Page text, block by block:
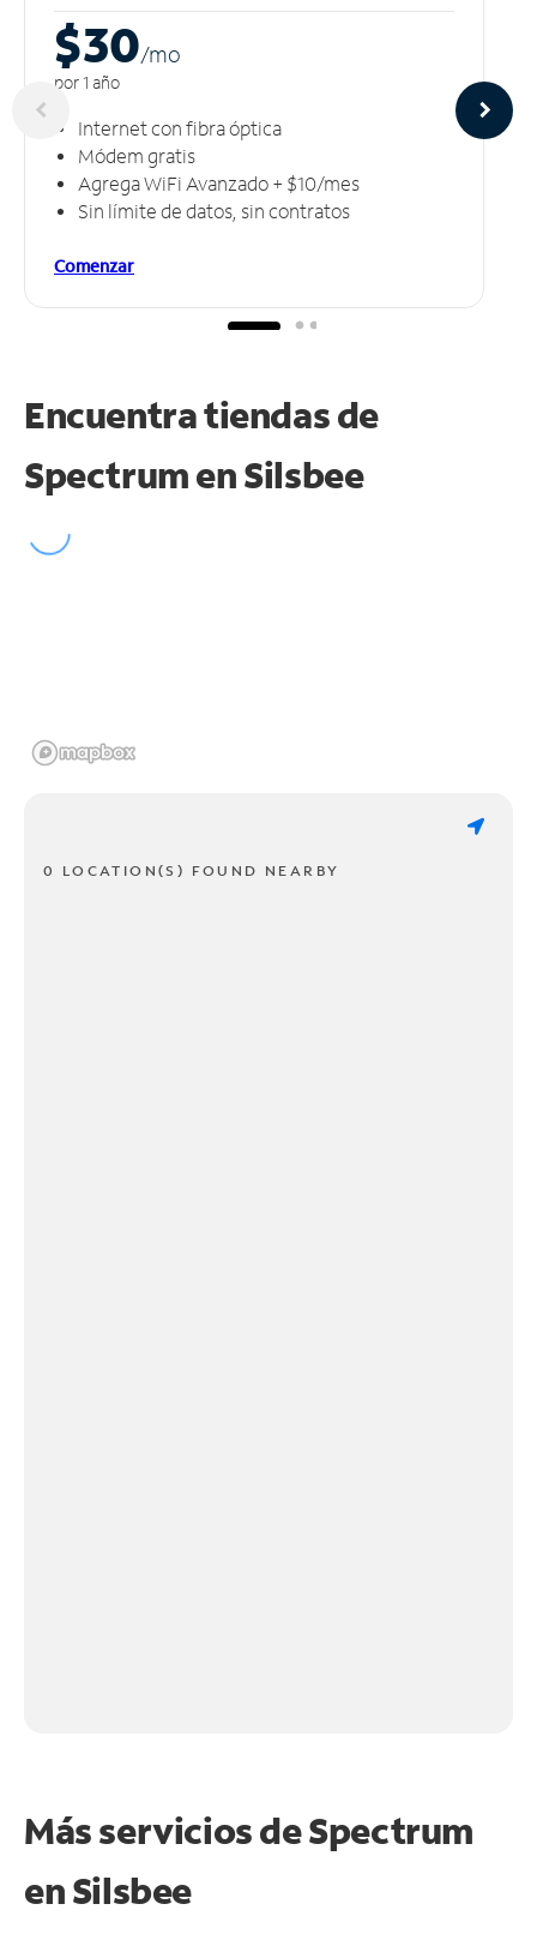
$30/mo
por 1 año
Internet con fibra óptica
Módem gratis
Agrega WiFi Avanzado + $10/mes
Sin límite de datos, sin contratos
Comenzar
Encuentra tiendas de
Spectrum enSilsbee
0 LOCATION(S) FOUND NEARBY
Más servicios de Spectrum
enSilsbee